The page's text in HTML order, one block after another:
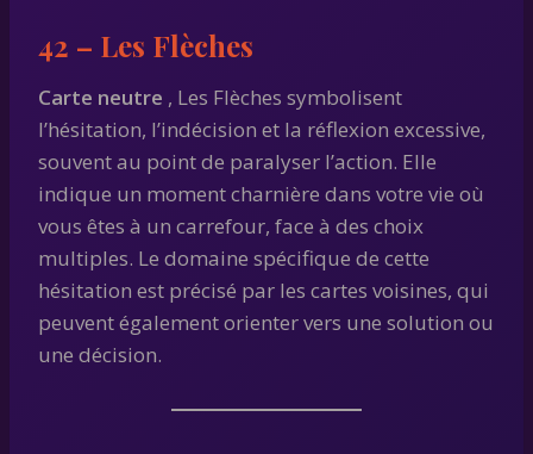
42 – Les Flèches
Carte neutre , Les Flèches symbolisent
l’hésitation, l’indécision et la réflexion excessive,
souvent au point de paralyser l’action. Elle
indique un moment charnière dans votre vie où
vous êtes à un carrefour, face à des choix
multiples. Le domaine spécifique de cette
hésitation est précisé par les cartes voisines, qui
peuvent également orienter vers une solution ou
une décision.